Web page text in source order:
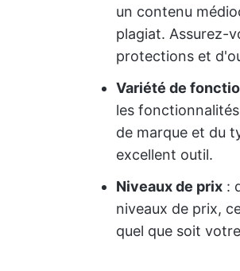
un contenu
plagiat. Assurez-
protections et
Variété de
les
de marque et du
excellent outil.
Niveaux de prix :
niveaux de prix,
quel que soit